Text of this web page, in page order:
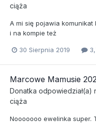
ciąża
A mi się pojawia komunikat
i na kompie też
30 Sierpnia 2019
Marcowe Mamusie
Donatka odpowiedział(a)
ciąża
Nooooooo ewelinka super.